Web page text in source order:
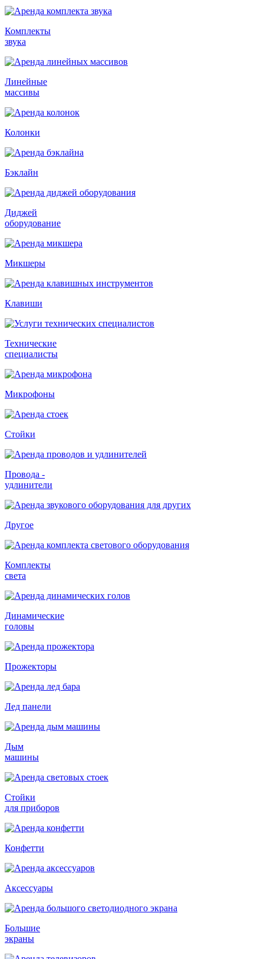
Комплекты
звука
Линейные
массивы
Колонки
Бэклайн
Диджей
оборудование
Микшеры
Клавиши
Технические
специалисты
Микрофоны
Стойки
Провода -
удлинители
Другое
Комплекты
света
Динамические
головы
Прожекторы
Лед панели
Дым
машины
Стойки
для приборов
Конфетти
Аксессуары
Большие
экраны